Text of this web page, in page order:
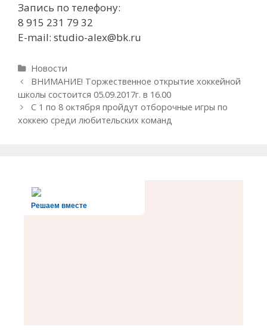
Запись по телефону:
8 915 231 79 32
Е-mail: studio-alex@bk.ru
Р
у
б
р
и
Новости
Н
а
в
и
ВНИМАНИЕ! Торжественное открытие хоккейной
школы состоится 05.09.2017г. в 16.00
C 1 по 8 октября пройдут отборочные игры по
хоккею среди любительских команд
Решаем вместе